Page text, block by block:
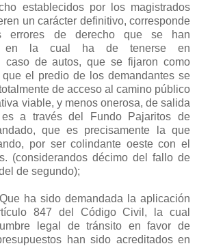
establecidos por los magistrados
un carácter definitivo, corresponde
errores de derecho que se han
en la cual ha de tenerse en
caso de autos, que se fijaron como
el predio de los demandantes se
de acceso al camino público
viable, y menos onerosa, de salida
a través del Fundo Pajaritos de
que es precisamente la que
por ser colindante oeste con el
(considerandos décimo del fallo de
de segundo);
ha sido demandada la aplicación
847 del Código Civil, la cual
legal de tránsito en favor de
han sido acreditados en